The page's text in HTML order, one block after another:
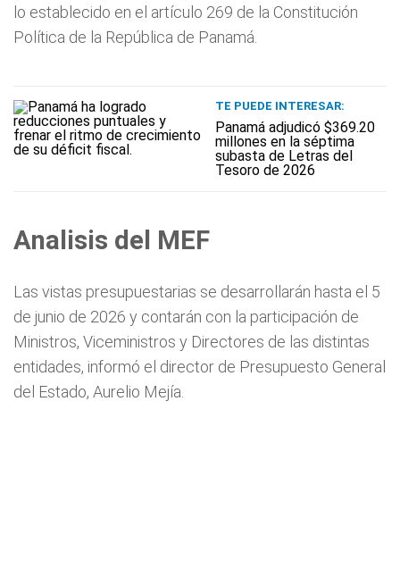
lo establecido en el artículo 269 de la Constitución
Política de la República de Panamá.
TE PUEDE INTERESAR:
Panamá adjudicó $369.20
millones en la séptima
subasta de Letras del
Tesoro de 2026
Analisis del MEF
Las vistas presupuestarias se desarrollarán hasta el 5
de junio de 2026 y contarán con la participación de
Ministros, Viceministros y Directores de las distintas
entidades, informó el director de Presupuesto General
del Estado, Aurelio Mejía.